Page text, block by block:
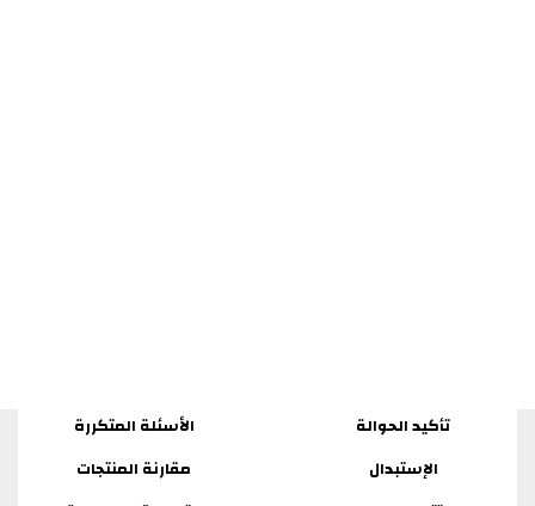
تأكيد الحوالة
الإستبدال
الأسئلة المتكررة
مقارنة المنتجات